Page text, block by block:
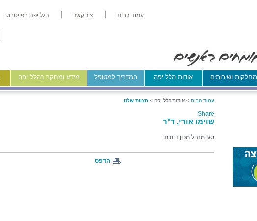
עמוד הבית צור קשר הלל יפה בפייסבוק
מחלקות ושירותים אודות הלל יפה המדריך למטופל מידע ומחקר בהלל יפה
עמוד הבית > אודות הלל יפה > הצוות שלנו
Share
שוימו אורי, ד"ר
סגן מנהל מכון דימות
הדפס